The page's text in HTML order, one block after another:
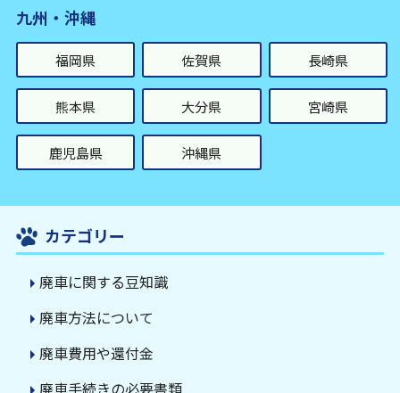
九州・沖縄
福岡県 佐賀県 長崎県
熊本県 大分県 宮崎県
鹿児島県 沖縄県
カテゴリー
廃車に関する豆知識
廃車方法について
廃車費用や還付金
廃車手続きの必要書類